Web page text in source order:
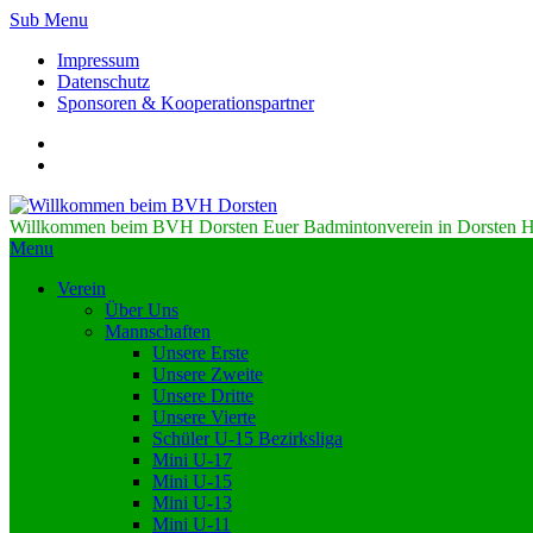
Sub Menu
Impressum
Datenschutz
Sponsoren & Kooperationspartner
Willkommen beim BVH Dorsten Euer Badmintonverein in Dorsten
Menu
Verein
Über Uns
Mannschaften
Unsere Erste
Unsere Zweite
Unsere Dritte
Unsere Vierte
Schüler U-15 Bezirksliga
Mini U-17
Mini U-15
Mini U-13
Mini U-11